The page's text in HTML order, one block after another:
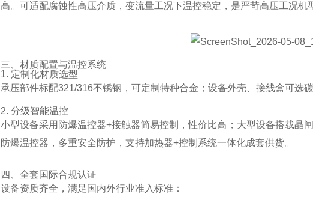
高。可适配腐蚀性高压介质，变流量工况下温控稳定，是严苛高压工况机
三、材质配置与温控系统
1. 定制化材质选型
承压部件标配321/316不锈钢，可定制特种合金；设备外壳、接线盒可选
2. 分级智能温控
小型设备采用防爆温控器+接触器简易控制，性价比高；大型设备搭载晶
防爆温控器，多重安全防护，支持加热器+控制系统一体化成套供货。
四、全套国际合规认证
设备资质齐全，满足国内外行业准入标准：